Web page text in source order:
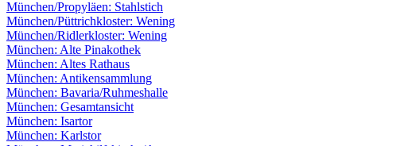
München/Propyläen: Stahlstich
München/Püttrichkloster: Wening
München/Ridlerkloster: Wening
München: Alte Pinakothek
München: Altes Rathaus
München: Antikensammlung
München: Bavaria/Ruhmeshalle
München: Gesamtansicht
München: Isartor
München: Karlstor